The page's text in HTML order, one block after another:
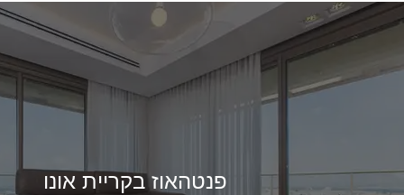
פנטהאוז בקריית אונו